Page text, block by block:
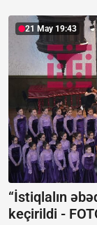
21 May 19:43
“İstiqlalın
keçirildi -